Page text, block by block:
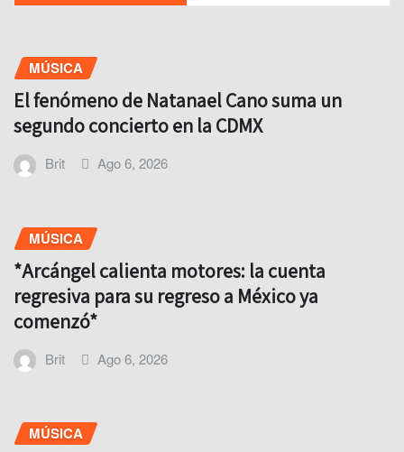
MÚSICA
El fenómeno de Natanael Cano suma un
segundo concierto en la CDMX
Brit Ago 6, 2026
MÚSICA
*Arcángel calienta motores: la cuenta
regresiva para su regreso a México ya
comenzó*
Brit Ago 6, 2026
MÚSICA